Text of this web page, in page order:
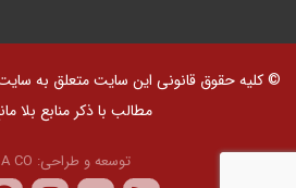
© کلیه حقوق قانونی این سایت متعلق به سایت
مطالب با ذکر منابع بلا
توسعه و طراحی: CO